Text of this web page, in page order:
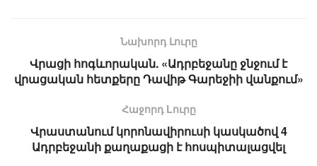
Նախորդ Լուրը
Վրացի հոգևորական. «Ադրբեջանը ջնջում է
վրացական հետքերը Դավիթ Գարեջիի վանքում»
Հաջորդ Lուրը
Վրաստանում կորոնավիրուսի կասկածով 4
Ադրբեջանի քաղաքացի է հոսպիտալացվել